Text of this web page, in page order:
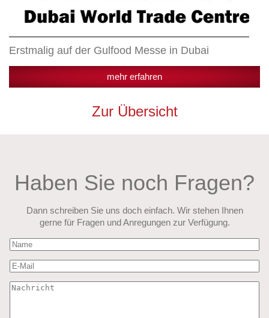
Erstmalig auf der Gulfood Messe in Dubai
mehr erfahren
Zur Übersicht
Haben Sie noch Fragen?
Dann schreiben Sie uns doch einfach. Wir stehen Ihnen
gerne für Fragen und Anregungen zur Verfügung.